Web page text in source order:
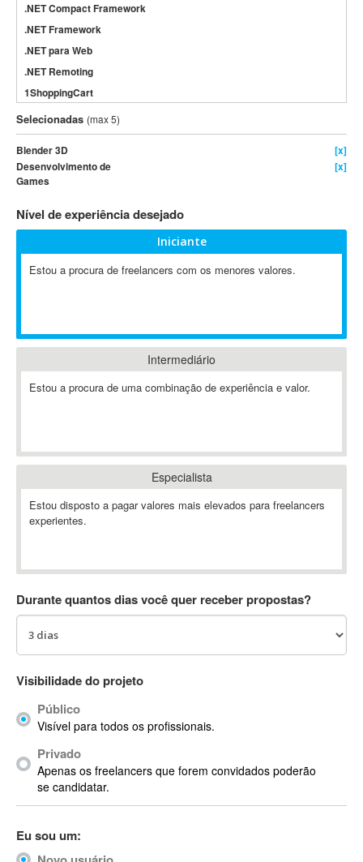
.NET Compact Framework
.NET Framework
.NET para Web
.NET Remoting
1ShoppingCart
3DS Max
3GSM
4D Dimension
802.11
A-GPS
ABBYY FineReader
AbleCommerce
Ableton Push
Abstract Window Toolkit (AWT)
Absynth
ACARS
AccountMate
ACDSee
ACID Pro
Acrobat
Acrobat X
Acronis
ACT
Actian
Actimize
ActionScript
ActionScript 3
Active Directory
Selecionadas (max 5)
Blender 3D
[x]
Desenvolvimento de
Games
[x]
Nível de experiência desejado
Iniciante
Estou a procura de freelancers com os menores valores.
Intermediário
Estou a procura de uma combinação de experiência e valor.
Especialista
Estou disposto a pagar valores mais elevados para freelancers
experientes.
Durante quantos dias você quer receber propostas?
Visibilidade do projeto
Público
Visível para todos os profissionais.
Privado
Apenas os freelancers que forem convidados poderão
se candidatar.
Eu sou um: